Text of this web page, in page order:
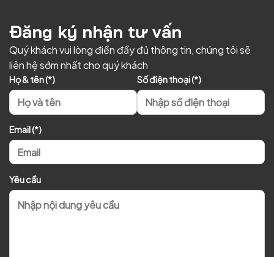
Đăng ký nhận tư vấn
Quý khách vui lòng điền đầy đủ thông tin, chúng tôi sẽ
liên hệ sớm nhất cho quý khách
Họ & tên (*) Số điện thoại (*)
Email (*)
Yêu cầu